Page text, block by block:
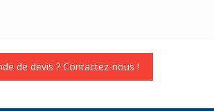
de devis ? Contactez-nous !